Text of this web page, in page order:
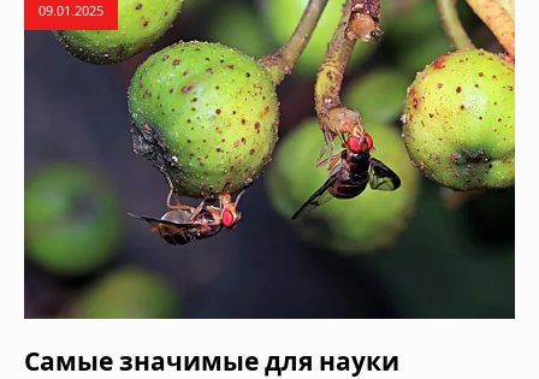
09.01.2025
Самые значимые для науки